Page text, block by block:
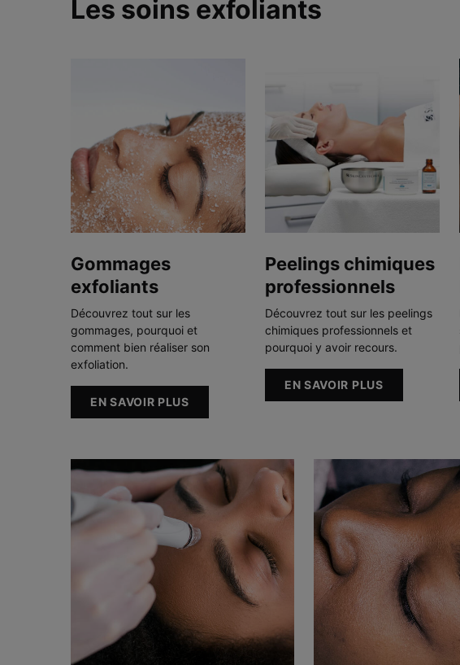
Les soins exfoliants
Gommages
exfoliants
Découvrez tout sur les
gommages, pourquoi et
comment bien réaliser son
exfoliation.
EN SAVOIR PLUS
Peelings chimiques
professionnels
Découvrez tout sur les peelings
chimiques professionnels et
pourquoi y avoir recours.
EN SAVOIR PLUS